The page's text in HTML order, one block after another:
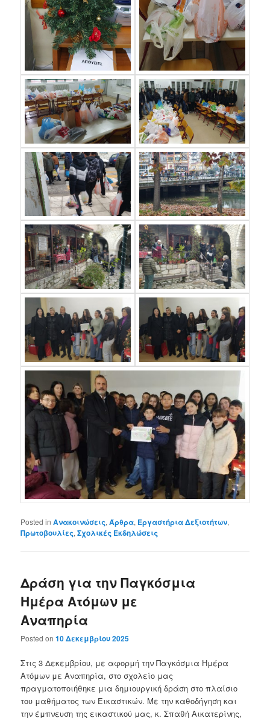
Posted in Ανακοινώσεις,Άρθρα, Εργαστήρια Δεξιοτήτων,
Πρωτοβουλίες,Σχολικές Εκδηλώσεις
Δράση για την Παγκόσμια
Ημέρα Ατόμων με
Αναπηρία
Posted on10 Δεκεμβρίου 2025
Στις 3 Δεκεμβρίου, με αφορμή την Παγκόσμια Ημέρα
Ατόμων με Αναπηρία, στο σχολείο μας
πραγματοποιήθηκε μια δημιουργική δράση στο πλαίσιο
του μαθήματος των Εικαστικών. Με την καθοδήγηση και
την έμπνευση της εικαστικού μας, κ. Σπαθή Αικατερίνης,